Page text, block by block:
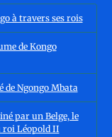
à travers ses rois
de Kongo
de Ngongo Mbata
par un Belge, le
roi Léopold II